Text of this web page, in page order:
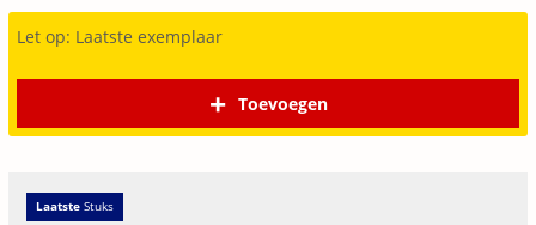
Let op: Laatste exemplaar
Toevoegen
Laatste Stuks